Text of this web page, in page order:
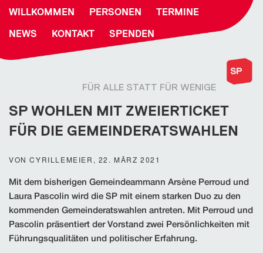
WILLKOMMEN PERSONEN TERMINE
NEWS KONTAKT SPENDEN
FÜR ALLE STATT FÜR WENIGE
SP WOHLEN MIT ZWEIERTICKET
FÜR DIE GEMEINDERATSWAHLEN
VON CYRILLEMEIER, 22. MÄRZ 2021
Mit dem bisherigen Gemeindeammann Arsène Perroud und
Laura Pascolin wird die SP mit einem starken Duo zu den
kommenden Gemeinderatswahlen antreten. Mit Perroud und
Pascolin präsentiert der Vorstand zwei Persönlichkeiten mit
Führungsqualitäten und politischer Erfahrung.